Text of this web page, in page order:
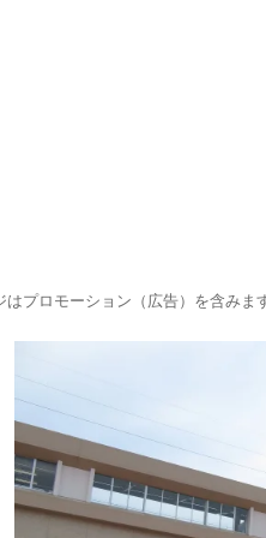
はプロモーション（広告）を含みま